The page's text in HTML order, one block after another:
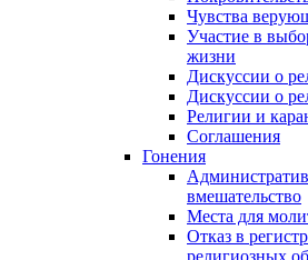
Чувства
Участие в
жизни
Дискуссии о
Дискуссии о
Религии и
Соглашения
Гонения
вмешательство
Места для
Отказ в